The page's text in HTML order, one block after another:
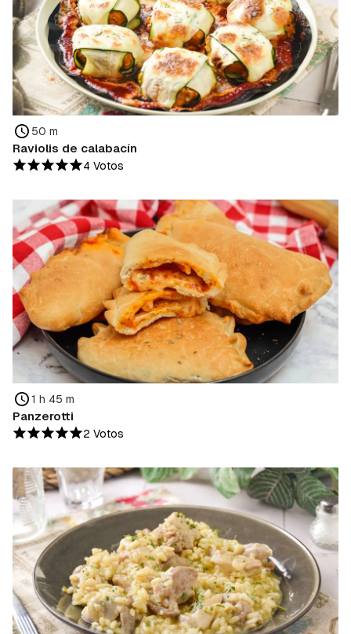
50 m
Raviolis de calabacín
4 Votos
1 h 45 m
Panzerotti
2 Votos